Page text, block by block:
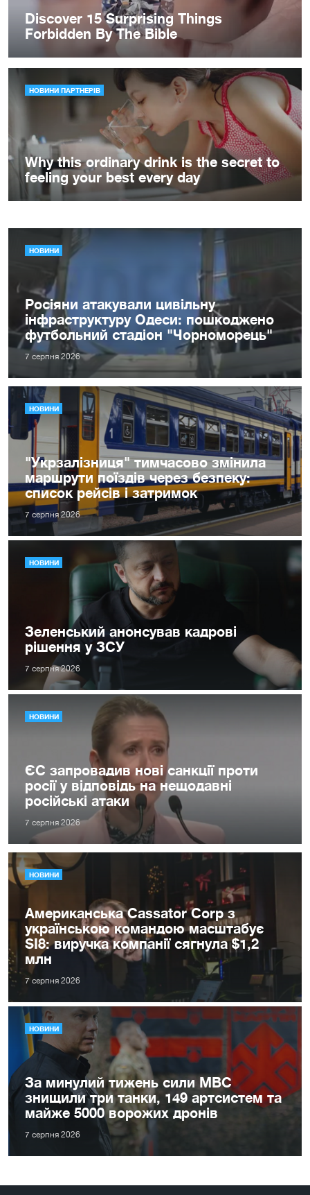
НОВИНИ
Росіяни атакували цивільну
інфраструктуру Одеси: пошкоджено
футбольний стадіон "Чорноморець"
7 серпня 2026
НОВИНИ
"Укрзалізниця" тимчасово змінила
маршрути поїздів через безпеку:
список рейсів і затримок
7 серпня 2026
НОВИНИ
Зеленський анонсував кадрові
рішення у ЗСУ
7 серпня 2026
НОВИНИ
ЄС запровадив нові санкції проти
росії у відповідь на нещодавні
російські атаки
7 серпня 2026
НОВИНИ
Американська Cassator Corp з
українською командою масштабує
SI8: виручка компанії сягнула $1,2
млн
7 серпня 2026
НОВИНИ
За минулий тижень сили МВС
знищили три танки, 149 артсистем та
майже 5000 ворожих дронів
7 серпня 2026